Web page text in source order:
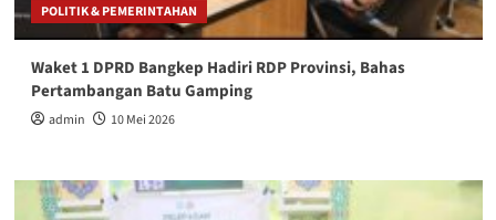
POLITIK & PEMERINTAHAN
Waket 1 DPRD Bangkep Hadiri RDP Provinsi, Bahas
Pertambangan Batu Gamping
admin 10 Mei 2026